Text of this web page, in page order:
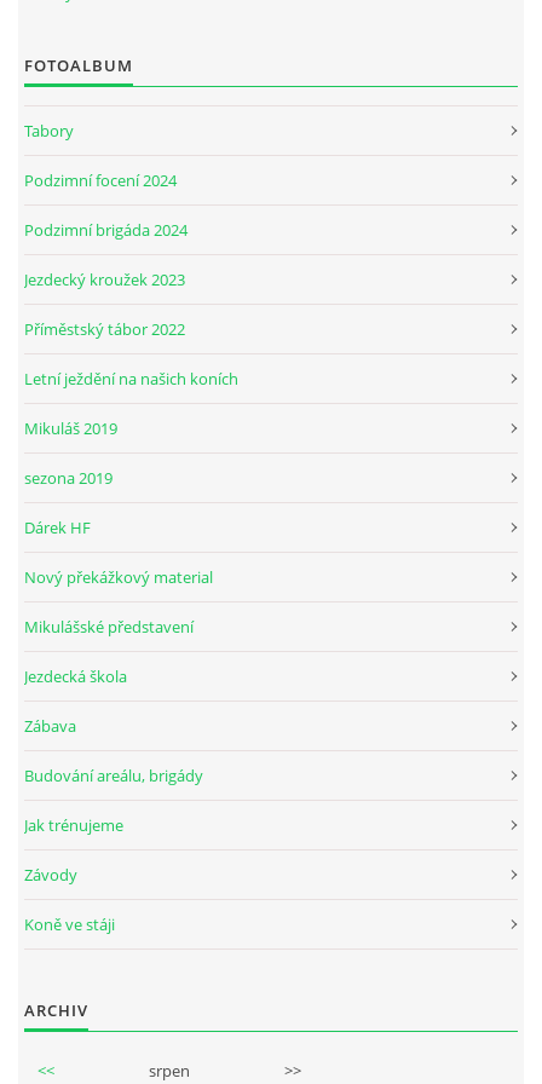
JARNÍ BRIGÁDA SE ODKLÁDÁ.
PÁTEČNÍ KROUŽEK " ŠKOLA JEZDECTVÍ " BUDE ZAHÁJEN
ČLENOVÉ JK CABALLERO Z RYCHVALDU
PODZIMNÍ BRIGÁDA 4.10.2025
FOTOALBUM
Tabory
Podzimní focení 2024
Podzimní brigáda 2024
Jezdecký kroužek 2023
Příměstský tábor 2022
Letní ježdění na našich koních
Mikuláš 2019
sezona 2019
Dárek HF
Nový překážkový material
Mikulášské představení
Jezdecká škola
Zábava
Budování areálu, brigády
Jak trénujeme
Závody
Koně ve stáji
ARCHIV
<< srpen >>